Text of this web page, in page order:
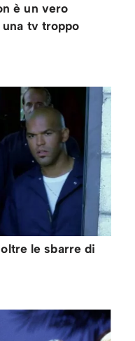
è un vero
tv troppo
le sbarre di